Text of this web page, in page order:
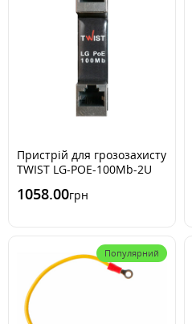
Пристрій для грозозахисту
TWIST LG-POE-100Mb-2U
1058.00грн
Популярний